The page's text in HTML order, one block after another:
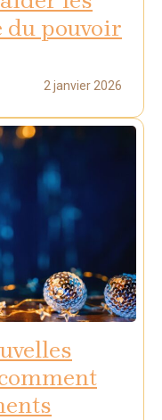
du pouvoir
2 janvier 2026